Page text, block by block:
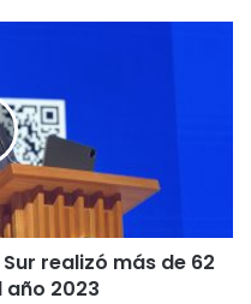
realizó más de 62
2023